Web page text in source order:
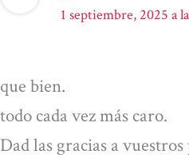
1 septiembre, 2025 a
que bien.
todo cada vez más caro.
Dad las gracias a